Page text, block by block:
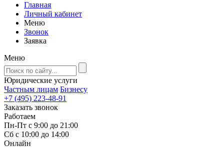
Главная
Личный кабинет
Меню
Звонок
Заявка
Меню
Юридические услуги
Частным лицам Бизнесу
+7 (495) 223-48-91
Заказать звонок
Работаем
Пн-Пт с 9:00 до 21:00
Сб с 10:00 до 14:00
Онлайн